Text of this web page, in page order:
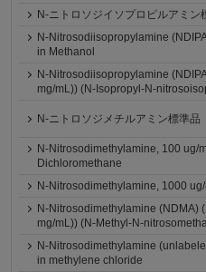
N-ニトロソジイソプロピルアミン
N-Nitrosodiisopropylamine
in Methanol
N-Nitrosodiisopropylamine
mg/mL)) (N-Isopropyl-N-
N-ニトロソジメチルアミン標準品
N-Nitrosodimethylamine, 100 ug/
Dichloromethane
N-Nitrosodimethylamine, 1000
N-Nitrosodimethylamine (NDMA)
mg/mL)) (N-Methyl-N-
N-Nitrosodimethylamine
in methylene chloride